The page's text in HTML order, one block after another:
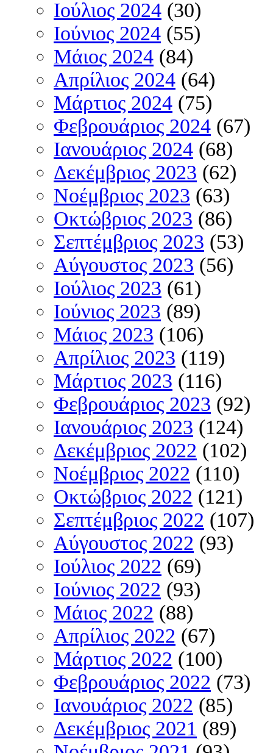
Ιούλιος 2024 (30)
Ιούνιος 2024 (55)
Μάιος 2024 (84)
Απρίλιος 2024 (64)
Μάρτιος 2024 (75)
Φεβρουάριος 2024 (67)
Ιανουάριος 2024 (68)
Δεκέμβριος 2023 (62)
Νοέμβριος 2023 (63)
Οκτώβριος 2023 (86)
Σεπτέμβριος 2023 (53)
Αύγουστος 2023 (56)
Ιούλιος 2023 (61)
Ιούνιος 2023 (89)
Μάιος 2023 (106)
Απρίλιος 2023 (119)
Μάρτιος 2023 (116)
Φεβρουάριος 2023 (92)
Ιανουάριος 2023 (124)
Δεκέμβριος 2022 (102)
Νοέμβριος 2022 (110)
Οκτώβριος 2022 (121)
Σεπτέμβριος 2022 (107)
Αύγουστος 2022 (93)
Ιούλιος 2022 (69)
Ιούνιος 2022 (93)
Μάιος 2022 (88)
Απρίλιος 2022 (67)
Μάρτιος 2022 (100)
Φεβρουάριος 2022 (73)
Ιανουάριος 2022 (85)
Δεκέμβριος 2021 (89)